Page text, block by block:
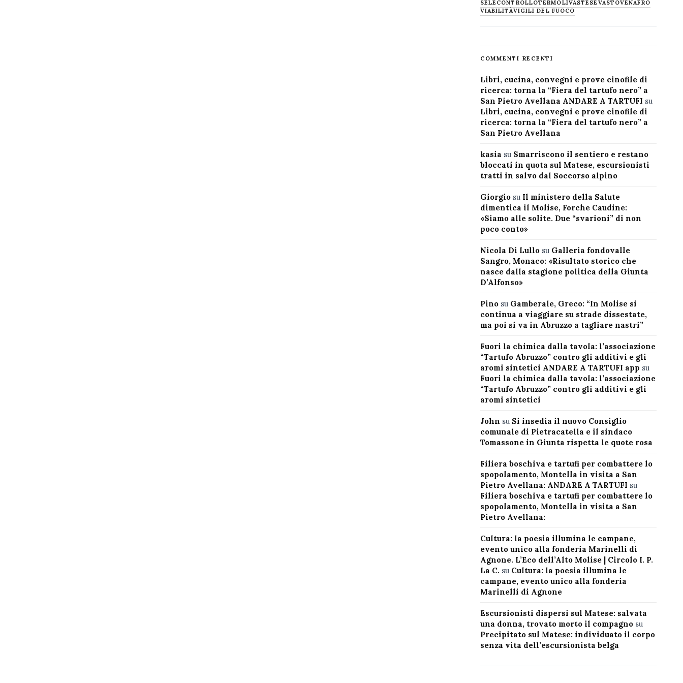
SELECONTROLLOTERMOLIVASTESE VASTOVENAFRO
VIABILITÀVIGILI DEL FUOCO
COMMENTI RECENTI
Libri, cucina, convegni e prove cinofile di
ricerca: torna la “Fiera del tartufo nero” a
San Pietro Avellana ANDARE A TARTUFI su
Libri, cucina, convegni e prove cinofile di
ricerca: torna la “Fiera del tartufo nero” a
San Pietro Avellana
kasia su Smarriscono il sentiero e restano
bloccati in quota sul Matese, escursionisti
tratti in salvo dal Soccorso alpino
Giorgiosu Il ministero della Salute
dimentica il Molise, Forche Caudine:
«Siamo alle solite. Due “svarioni” di non
poco conto»
Nicola Di Lullosu Galleria fondovalle
Sangro, Monaco: «Risultato storico che
nasce dalla stagione politica della Giunta
D’Alfonso»
Pinosu Gamberale, Greco: “In Molise si
continua a viaggiare su strade dissestate,
ma poi si va in Abruzzo a tagliare nastri”
Fuori la chimica dalla tavola: l’associazione
“Tartufo Abruzzo” contro gli additivi e gli
aromi sintetici ANDARE A TARTUFI app su
Fuori la chimica dalla tavola: l’associazione
“Tartufo Abruzzo” contro gli additivi e gli
aromi sintetici
John su Si insedia il nuovo Consiglio
comunale di Pietracatella e il sindaco
Tomassone in Giunta rispetta le quote rosa
Filiera boschiva e tartufi per combattere lo
spopolamento, Montella in visita a San
Pietro Avellana: ANDARE A TARTUFI su
Filiera boschiva e tartufi per combattere lo
spopolamento, Montella in visita a San
Pietro Avellana:
Cultura: la poesia illumina le campane,
evento unico alla fonderia Marinelli di
Agnone. L’Eco dell’Alto Molise | Circolo I. P.
La C. su Cultura: la poesia illumina le
campane, evento unico alla fonderia
Marinelli di Agnone
Escursionisti dispersi sul Matese: salvata
una donna, trovato morto il compagnosu
Precipitato sul Matese: individuato il corpo
senza vita dell’escursionista belga